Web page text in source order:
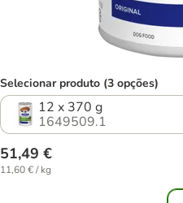
Selecionar produto (3 opções)
12 x 370 g
1649509.1
51,49 €
11,60 € / kg